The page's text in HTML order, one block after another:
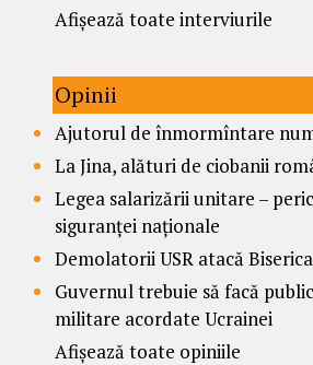
Afișează toate interviurile
Opinii
Ajutorul de înmormîntare
La Jina, alături de ciobanii
Legea salarizării unitare –
siguranței naționale
Demolatorii USR atacă Biserica
Guvernul trebuie să facă
militare acordate Ucrainei
Afișează toate opiniile